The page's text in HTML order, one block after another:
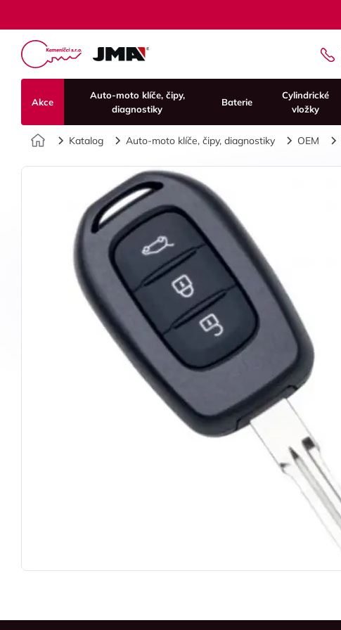
Akce
Auto-moto klíče, čipy,
diagnostiky
Baterie
Cylindrické
vložky
Úvod
Katalog Auto-moto klíče, čipy, diagnostiky OEM